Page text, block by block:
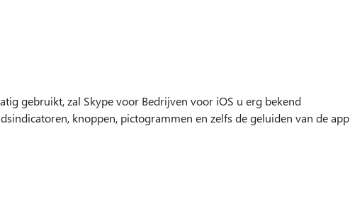
gebruikt, zal Skype voor Bedrijven voor iOS u erg bekend
knoppen, pictogrammen en zelfs de geluiden van de app